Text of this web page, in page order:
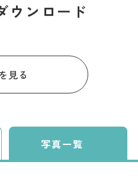
ウンロード
見る
写真一覧
観光スポット
ー